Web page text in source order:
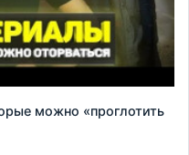
можно «проглотить